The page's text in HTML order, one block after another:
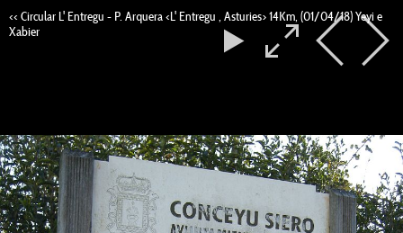
<< Circular L' Entregu - P. Arquera <L' Entregu , Asturies> 14Km, (01/04/18) Yeyi e
Xabier